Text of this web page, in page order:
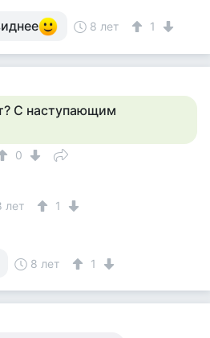
8 лет 1
С наступающим
0
лет 1
8 лет 1